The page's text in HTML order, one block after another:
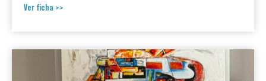
Ver ficha >>